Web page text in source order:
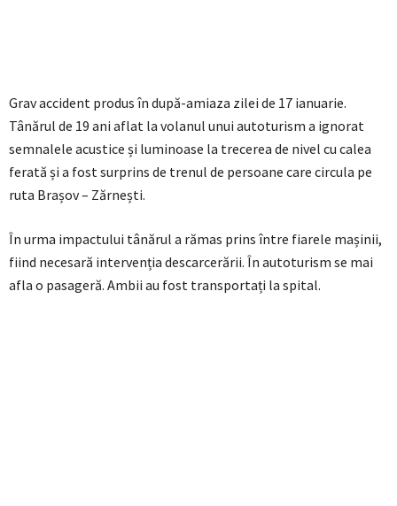
Grav accident produs în după-amiaza zilei de 17 ianuarie.
Tânărul de 19 ani aflat la volanul unui autoturism a ignorat
semnalele acustice și luminoase la trecerea de nivel cu calea
ferată și a fost surprins de trenul de persoane care circula pe
ruta Brașov – Zărnești.
În urma impactului tânărul a rămas prins între fiarele mașinii,
fiind necesară intervenția descarcerării. În autoturism se mai
afla o pasageră. Ambii au fost transportați la spital.